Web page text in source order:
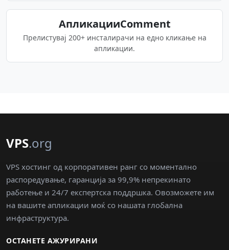
АпликацииComment
Прелистувај 200+ инсталирачи на едно кликање на
апликации.
VPS.org
VPS хостинг од корпоративен ранг со моментално
распоредување, гаранција за 99,9% непрекинато
работење и 24/7 експертска поддршка. Овозможете им
на вашите апликации моќ со нашата глобална
инфраструктура.
ОСТАНЕТЕ АЖУРИРАНИ